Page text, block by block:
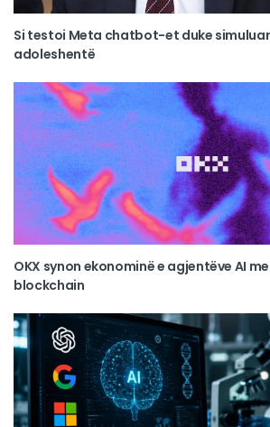
Si testoi Meta chatbot-et duke
adoleshentë
OKX synon ekonominë e agjentëve AI
blockchain